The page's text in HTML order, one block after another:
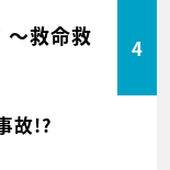
～救命救
4
故!?